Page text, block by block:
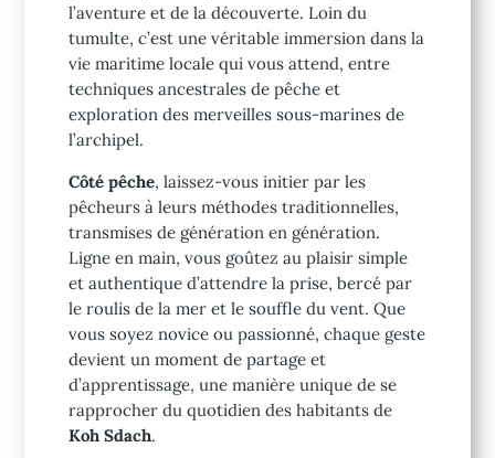
l’aventure et de la découverte. Loin du
tumulte, c’est une véritable immersion dans la
vie maritime locale qui vous attend, entre
techniques ancestrales de pêche et
exploration des merveilles sous-marines de
l’archipel.
Côté pêche, laissez-vous initier par les
pêcheurs à leurs méthodes traditionnelles,
transmises de génération en génération.
Ligne en main, vous goûtez au plaisir simple
et authentique d’attendre la prise, bercé par
le roulis de la mer et le souffle du vent. Que
vous soyez novice ou passionné, chaque geste
devient un moment de partage et
d’apprentissage, une manière unique de se
rapprocher du quotidien des habitants de
Koh Sdach.